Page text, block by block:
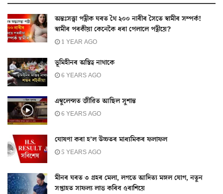
অন্তঃসত্ত্বা পত্নীক ঘৰত থৈ ২০০ নাৰীৰ সৈতে স্বামীৰ সম্পৰ্ক!
স্বামীৰ পৰকীয়া কেনেকৈ ধৰা পেলালে পত্নীয়ে?
1 YEAR AGO
ভূমিহীনৰ অস্তিত্ব নাথাকে
6 YEARS AGO
এম্বুলেন্সত জীৱিত আছিল সুশান্ত
6 YEARS AGO
ঘোষণা কৰা হ’ল উচ্চতৰ মাধ্যমিকৰ ফলাফল
5 YEARS AGO
মীনৰ ঘৰত ৩ গ্ৰহৰ মেলা, লগতে আদিত্য মঙ্গল যোগ, নতুন
সপ্তাহত সাফল্য লাভ কৰিব ৫ৰাশিয়ে